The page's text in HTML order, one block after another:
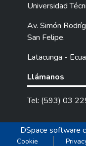
Universidad
Av. Simón
San Felipe.
Latacunga -
Llámanos
Tel: (593) 03
DSpace software
Cookie